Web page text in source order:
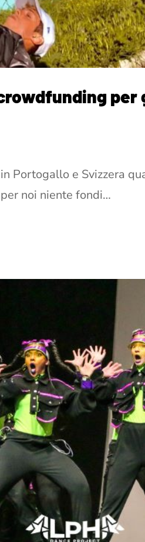
per
Portogallo e Svizzera
noi niente fondi…